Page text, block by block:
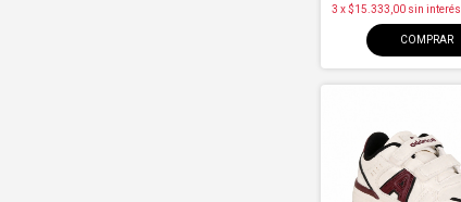
3 x$15.333,00 sin interés
COMPRAR